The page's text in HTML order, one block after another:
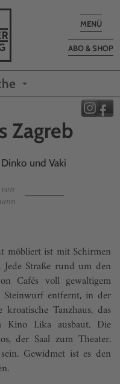
Toggle
MENÜ
ABO & SHOP
Zagreb
und Vaki
möbliert ist mit Schirmen
Straße rund um den
Cafés voll gewaltigem
Steinwurf entfernt, in der
Tanzhaus, das
Kino Lika ausbaut. Die
der Saal zum Theater.
Gewidmet ist es den